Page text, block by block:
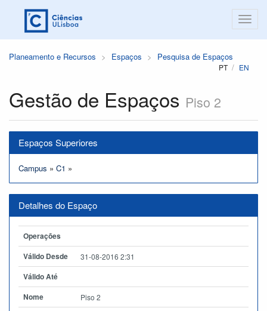
Planeamento e Recursos Espaços Pesquisa de Espaços
PT EN
Gestão de Espaços Piso 2
Espaços Superiores
Campus » C1 »
Detalhes do Espaço
Operações
Válido Desde
31-08-2016 2:31
Válido Até
Nome
Piso 2